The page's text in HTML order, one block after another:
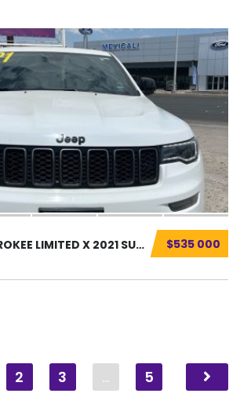
$535 000
JEEP GRAND CHEROKEE LIMITED X 2021 SUV SEMIN...
2 3 … 5